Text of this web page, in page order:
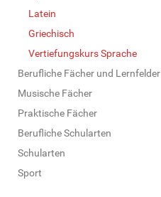
Latein
Griechisch
Vertiefungskurs Sprache
Berufliche Fächer und Lernfelder
Musische Fächer
Praktische Fächer
Berufliche Schularten
Schularten
Sport